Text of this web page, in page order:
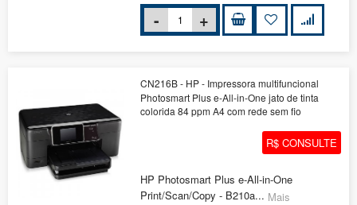
CN216B - HP - Impressora multifuncional
Photosmart Plus e-All-in-One jato de tinta
colorida 84 ppm A4 com rede sem fio
R$ CONSULTE
HP Photosmart Plus e-All-in-One
Print/Scan/Copy - B210a... Mais